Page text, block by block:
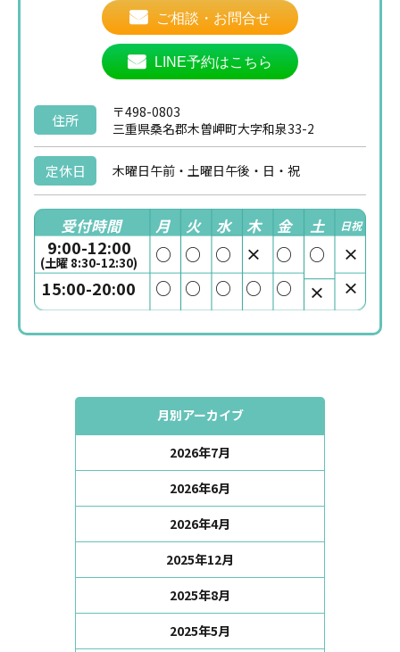
ご相談・お問合せ
LINE予約はこちら
住所
〒498-0803
三重県桑名郡木曽岬町大字和泉33-2
定休日 木曜日午前・土曜日午後・日・祝
受付時間 月 火 水 木 金 土 日祝
9:00-12:00
(土曜 8:30-12:30) ○ ○ ○ × ○ ○
×
15:00-20:00
○ ○ ○ ○ ○ × ×
月別アーカイブ
2026年7月
2026年6月
2026年4月
2025年12月
2025年8月
2025年5月